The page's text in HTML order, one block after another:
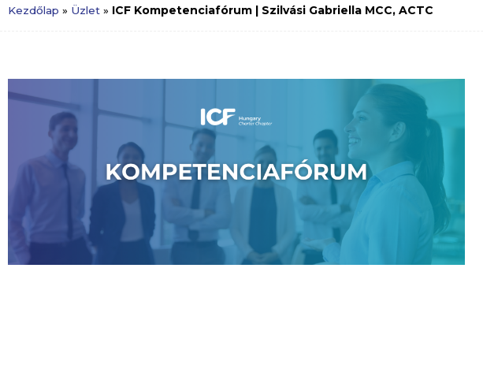
Kezdőlap » Üzlet » ICF Kompetenciafórum | Szilvási Gabriella MCC, ACTC